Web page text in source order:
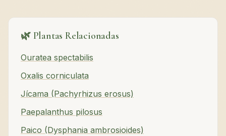
🌿 Plantas Relacionadas
Ouratea spectabilis
Oxalis corniculata
Jícama (Pachyrhizus erosus)
Paepalanthus pilosus
Paico (Dysphania ambrosioides)